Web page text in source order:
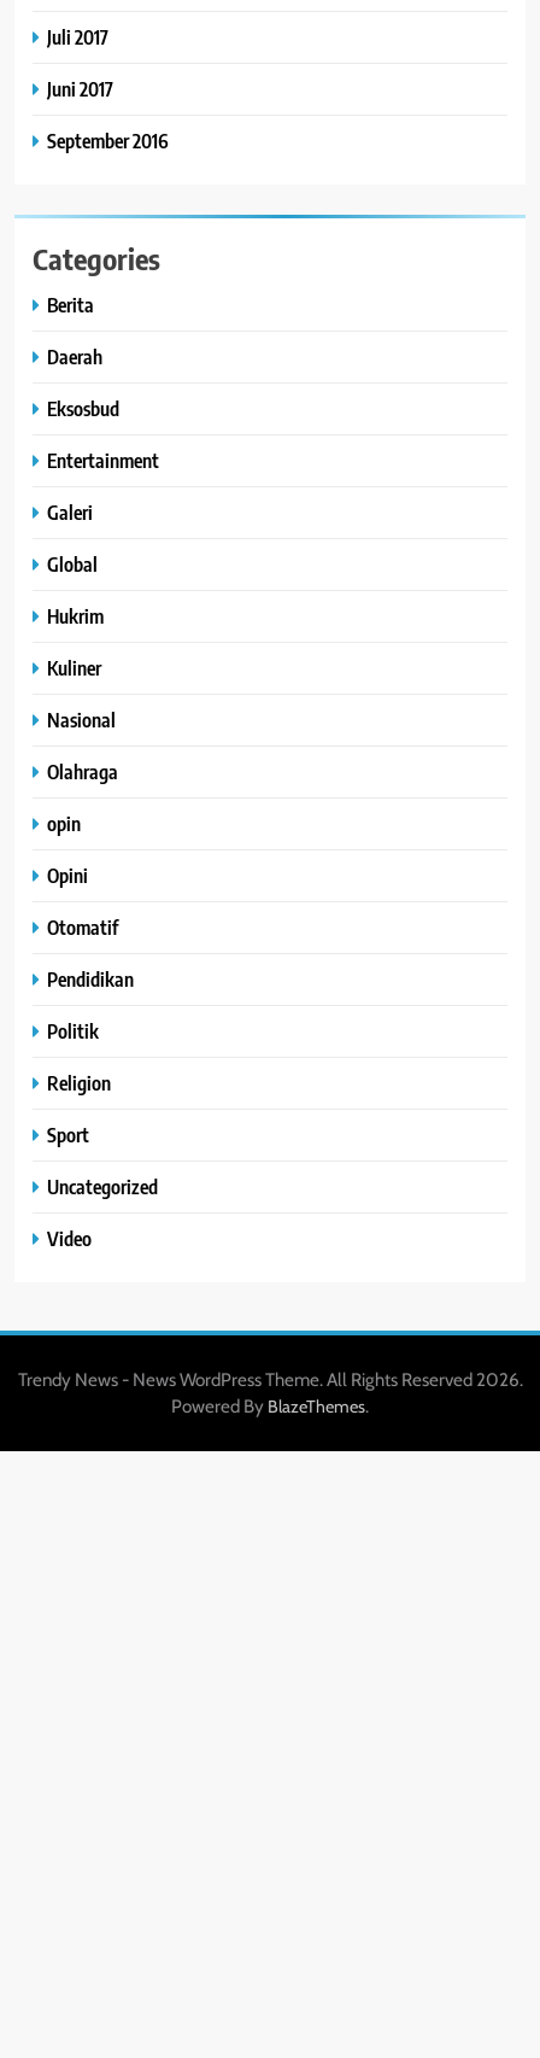
Juli 2017
Juni 2017
September 2016
Categories
Berita
Daerah
Eksosbud
Entertainment
Galeri
Global
Hukrim
Kuliner
Nasional
Olahraga
opin
Opini
Otomatif
Pendidikan
Politik
Religion
Sport
Uncategorized
Video
Trendy News - News WordPress Theme. All Rights Reserved 2026.
Powered By BlazeThemes.